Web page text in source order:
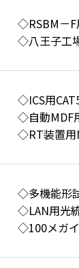
◇RSBM－F
◇八王子工
◇ICS用
◇自動MDF
◇RT装置用
◇多機能形
◇LAN用光
◇100メガ